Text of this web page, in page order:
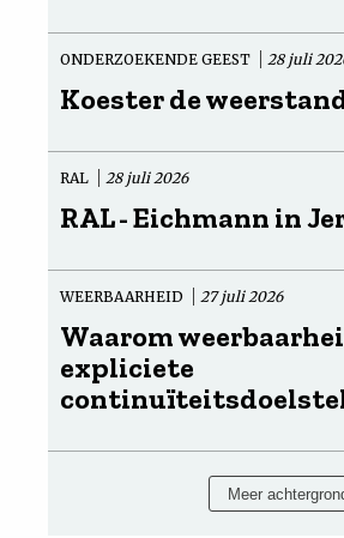
ONDERZOEKENDE GEEST 28 juli
Koester de
RAL 28 juli 2026
RAL - Eichmann in
WEERBAARHEID 27 juli 2026
Waarom
expliciete
Meer